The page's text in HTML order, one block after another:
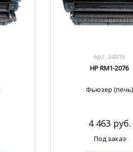
Арт. 34915
HP RM1-2076
Фьюзер (печь)
4 463 руб.
Под заказ